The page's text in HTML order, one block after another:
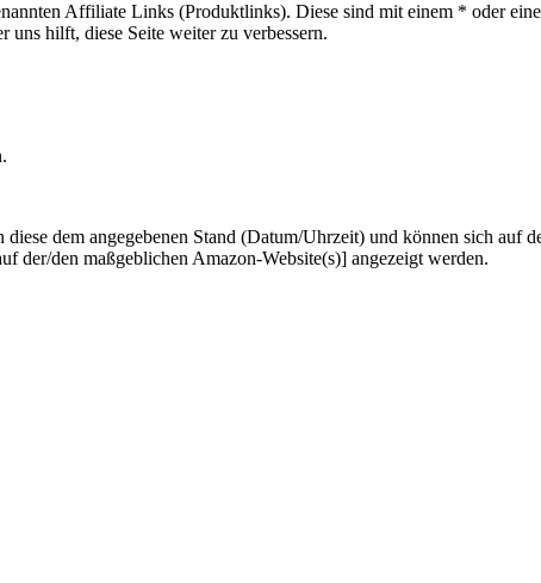
Affiliate Links (Produktlinks). Diese sind mit einem * oder
hilft, diese Seite weiter zu verbessern.
dem angegebenen Stand (Datum/Uhrzeit) und können sich auf
der/den maßgeblichen Amazon-Website(s)] angezeigt werden.